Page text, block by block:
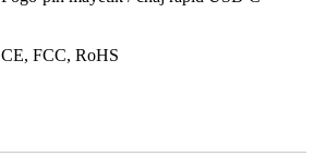
CE, FCC, RoHS